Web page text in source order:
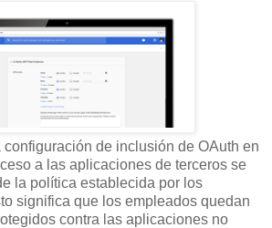
de inclusión de OAuth en
a las aplicaciones de terceros se
la política establecida por los
significa que los empleados quedan
contra las aplicaciones no